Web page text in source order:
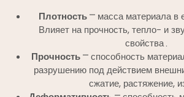
Плотность⎻ масса материала в
Влияет на прочность, тепло- и
свойства․
Прочность⎻ способность
разрушению под действием
сжатие, растяжение,